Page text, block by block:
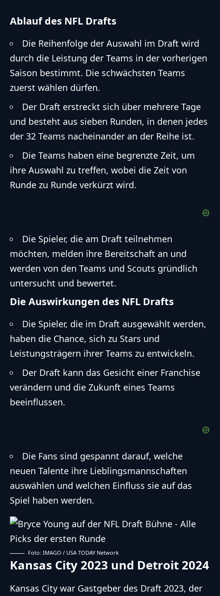
Ablauf des NFL Drafts
Die Reihenfolge der Auswahl im Draft wird
durch die Leistung der Teams in der vorherigen
Saison bestimmt. Die schwächsten Teams
zuerst wählen dürfen.
Der Draft erstreckt sich über mehrere Tage
und besteht aus sieben Runden, in denen jedes
der 32 Teams nacheinander an der Reihe ist.
Die Teams haben eine begrenzte Zeit, um
ihre Auswahl zu treffen, wobei die Zeit von
Runde zu Runde verkürzt wird.
Die Spieler, die am Draft teilnehmen
möchten, melden ihre Bereitschaft an und
werden von den Teams und Scouts gründlich
untersucht und bewertet.
Die Auswirkungen des NFL Drafts
Die Spieler, die im Draft ausgewählt werden,
haben die Chance, sich zu Stars und
Leistungsträgern ihrer Teams zu entwickeln.
Der Draft kann das Gesicht einer Franchise
verändern und die Zukunft eines Teams
beeinflussen.
Die Fans sind gespannt darauf, welche
neuen Talente ihre Lieblingsmannschaften
auswählen und welchen Einfluss sie auf das
Spiel haben werden.
Foto: IMAGO / USA TODAY Network
Kansas City 2023 und Detroit 2024
Kansas City war Gastgeber des Draft 2023, der